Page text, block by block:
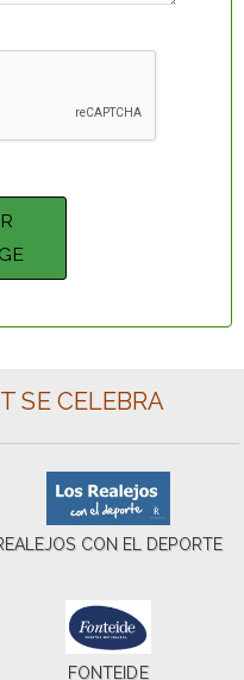
SE CELEBRA
CON EL DEPORTE
FONTEIDE